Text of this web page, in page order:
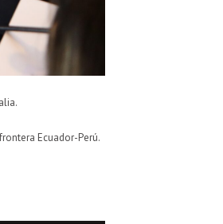
Ecuador-Perú.